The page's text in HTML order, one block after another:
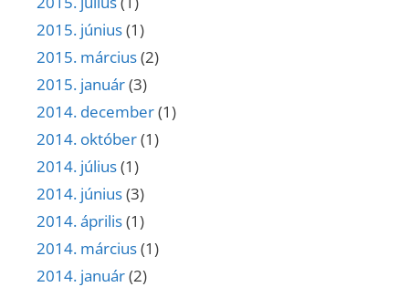
2015. június(1)
2015. március(2)
2015. január(3)
2014. december(1)
2014. október(1)
2014. július(1)
2014. június(3)
2014. április(1)
2014. március(1)
2014. január(2)